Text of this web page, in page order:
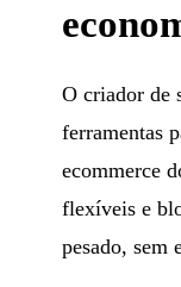
O criador de
ferramentas
ecommerce
flexíveis e
pesado, sem